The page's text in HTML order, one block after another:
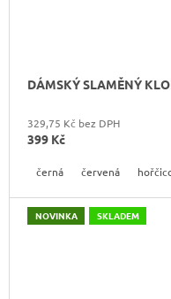
DÁMSKÝ SLAMĚNÝ
329,75 Kč bez DPH
399 Kč
černá červená
NOVINKA SKLADEM